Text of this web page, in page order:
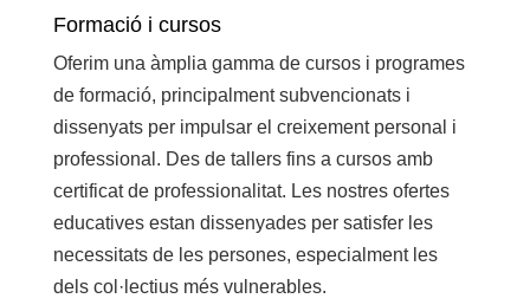
Formació i cursos
Oferim una àmplia gamma de cursos i programes
de formació, principalment subvencionats i
dissenyats per impulsar el creixement personal i
professional. Des de tallers fins a cursos amb
certificat de professionalitat. Les nostres ofertes
educatives estan dissenyades per satisfer les
necessitats de les persones, especialment les
dels col·lectius més vulnerables.